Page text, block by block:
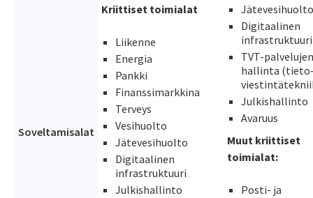
Soveltamisalat
Kriittiset toimialat
Liikenne
Energia
Pankki
Finanssimarkkina
Terveys
Vesihuolto
Jätevesihuolto
Digitaalinen
infrastruktuuri
Julkishallinto
Digitaalinen
TVT-palvelujen
hallinta
Avaruus
Muut kriittiset
toimialat:
Posti- ja